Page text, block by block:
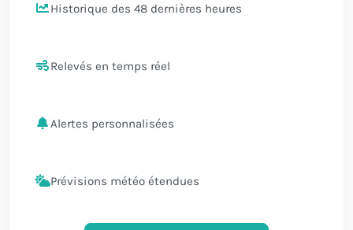
Historique des 48 dernières heures
Relevés en temps réel
Alertes personnalisées
Prévisions météo étendues